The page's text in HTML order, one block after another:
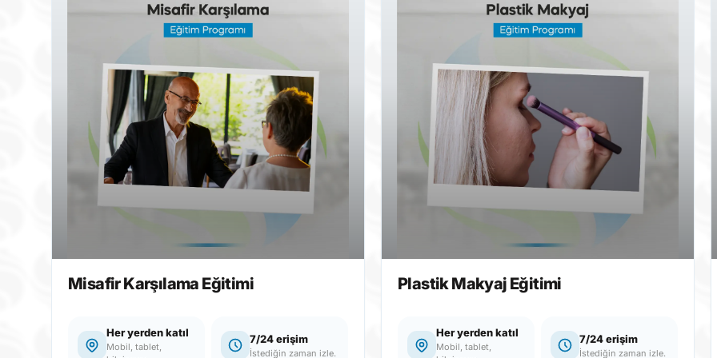
Plastik Makyaj Eğitimi
Her yerden katıl
Mobil, tablet,
7/24 erişim
İstediğin zaman izle.
Saç Şekillendirme Ve Renklendirme
Her yerden katıl
Mobil, tablet,
7/24 erişim
İstediğin zaman izle.